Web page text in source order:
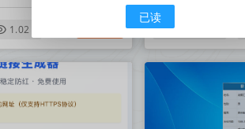
1.02 K 2025-07-14
已读